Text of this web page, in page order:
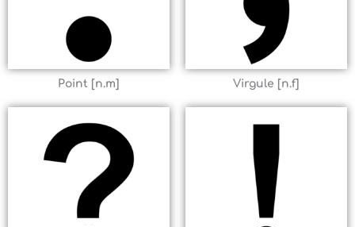
Point [n.m] Virgule [n.f]